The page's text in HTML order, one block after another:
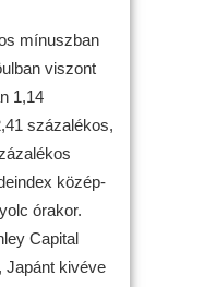
mínuszban
viszont
1,14
százalékos,
közép-
órakor.
Capital
Japánt kivéve